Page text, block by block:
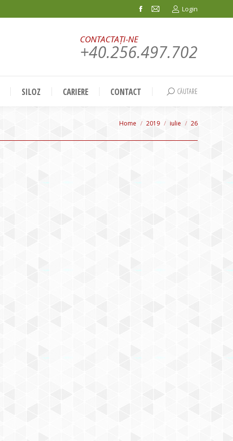
Facebook
in
window
Mail
in
window
Login
CONTACTAȚI-NE
+40.256.497.702
SILOZ CARIERE CONTACT Search:
CĂUTARE
You are here:
Home 2019 iulie 26